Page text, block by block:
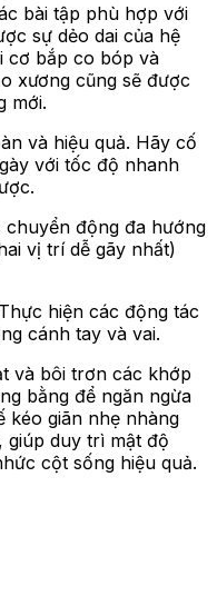
bài tập phù hợp với
sự dẻo dai của hệ
cơ bắp co bóp và
xương cũng sẽ được
mới.
và hiệu quả. Hãy cố
với tốc độ nhanh
chuyển động đa hướng
vị trí dễ gãy nhất)
hiện các động tác
cánh tay và vai.
và bôi trơn các khớp
bằng để ngăn ngừa
kéo giãn nhẹ nhàng
giúp duy trì mật độ
cột sống hiệu quả.